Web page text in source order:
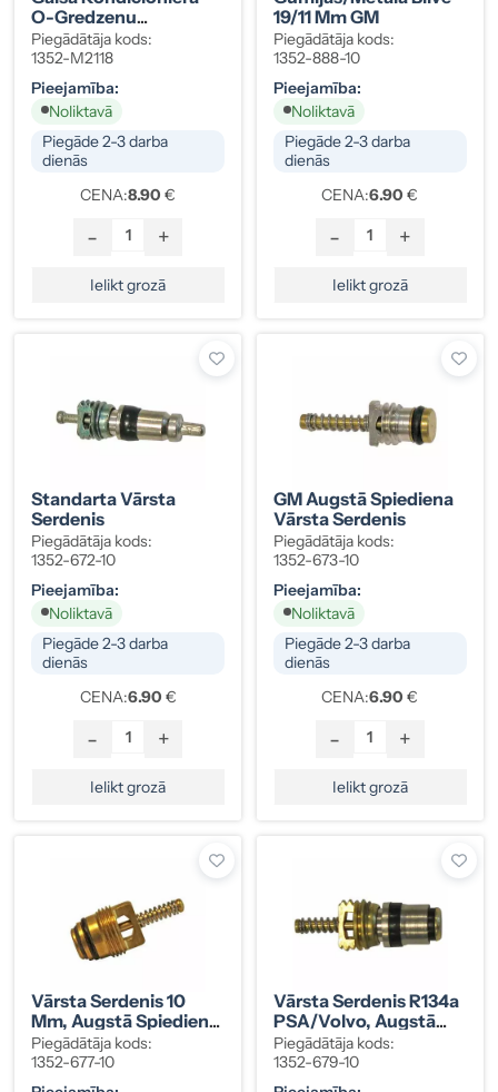
O-Gredzenu
Komplekts Volvo
HNBR Dzeltens 10 Gab.
3522588
Piegādātāja kods:
1352-M2118
Pieejamība:
Noliktavā
Piegāde 2-3 darba
dienās
CENA:8.90 €
- +
Ielikt grozā
19/11 Mm GM
Piegādātāja kods:
1352-888-10
Pieejamība:
Noliktavā
Piegāde 2-3 darba
dienās
CENA:6.90 €
- +
Ielikt grozā
Standarta Vārsta
Serdenis
Piegādātāja kods:
1352-672-10
Pieejamība:
Noliktavā
Piegāde 2-3 darba
dienās
CENA:6.90 €
- +
Ielikt grozā
GM Augstā Spiediena
Vārsta Serdenis
Piegādātāja kods:
1352-673-10
Pieejamība:
Noliktavā
Piegāde 2-3 darba
dienās
CENA:6.90 €
- +
Ielikt grozā
Vārsta Serdenis 10
Mm, Augstā Spiediena
Puse
Piegādātāja kods:
1352-677-10
Vārsta Serdenis R134a
PSA/Volvo, Augstā
Spiediena Puse
Piegādātāja kods:
1352-679-10